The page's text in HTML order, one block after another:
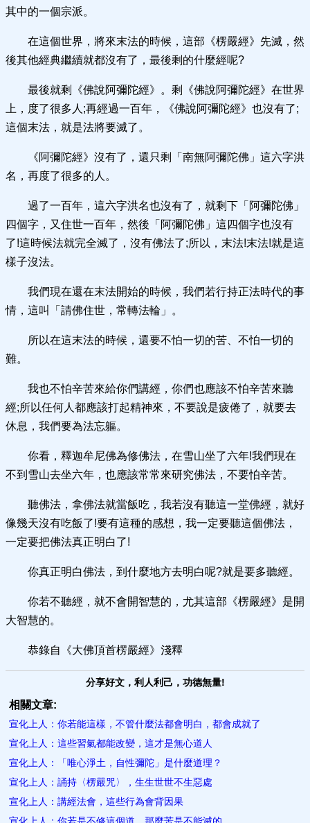
其中的一個宗派。
在這個世界，將來末法的時候，這部《楞嚴經》先滅，然
後其他經典繼續就都沒有了，最後剩的什麼經呢?
最後就剩《佛說阿彌陀經》。剩《佛說阿彌陀經》在世界
上，度了很多人;再經過一百年，《佛說阿彌陀經》也沒有了;
這個末法，就是法將要滅了。
《阿彌陀經》沒有了，還只剩「南無阿彌陀佛」這六字洪
名，再度了很多的人。
過了一百年，這六字洪名也沒有了，就剩下「阿彌陀佛」
四個字，又住世一百年，然後「阿彌陀佛」這四個字也沒有
了!這時候法就完全滅了，沒有佛法了;所以，末法!末法!就是這
樣子沒法。
我們現在還在末法開始的時候，我們若行持正法時代的事
情，這叫「請佛住世，常轉法輪」。
所以在這末法的時候，還要不怕一切的苦、不怕一切的
難。
我也不怕辛苦來給你們講經，你們也應該不怕辛苦來聽
經;所以任何人都應該打起精神來，不要說是疲倦了，就要去
休息，我們要為法忘軀。
你看，釋迦牟尼佛為修佛法，在雪山坐了六年!我們現在
不到雪山去坐六年，也應該常常來研究佛法，不要怕辛苦。
聽佛法，拿佛法就當飯吃，我若沒有聽這一堂佛經，就好
像幾天沒有吃飯了!要有這種的感想，我一定要聽這個佛法，
一定要把佛法真正明白了!
你真正明白佛法，到什麼地方去明白呢?就是要多聽經。
你若不聽經，就不會開智慧的，尤其這部《楞嚴經》是開
大智慧的。
恭錄自《大佛頂首楞嚴經》淺釋
分享好文，利人利己，功德無量!
相關文章:
宣化上人：你若能這樣，不管什麼法都會明白，都會成就了
宣化上人：這些習氣都能改變，這才是無心道人
宣化上人：「唯心淨土，自性彌陀」是什麼道理？
宣化上人：誦持〈楞嚴咒〉，生生世世不生惡處
宣化上人：講經法會，這些行為會背因果